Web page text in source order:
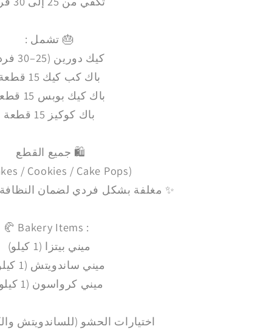
: تشمل 🎂
كيك دورين (25–30 فرد)
باك كب كيك 15 قطعة
باك كيك بوبس 15 قطعة
باك كوكيز 15 قطعة
جميع القطع 🛍️
/ Cookies / Cake Pops)
مغلفة بشكل فردي لضمان النظافة وسهولة التقديم ✨
🥐 Bakery Items :
ميني بيتزا (1 كيلو)
ميني ساندويتش (1 كيلو)
ميني كرواسون (1 كيلو)
: اختيارات الحشو (للساندويتش